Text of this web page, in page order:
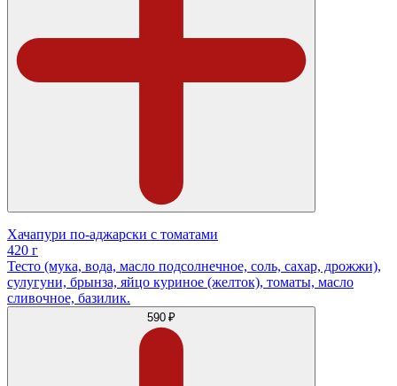
Хачапури по-аджарски с томатами
420 г
Тесто (мука, вода, масло подсолнечное, соль, сахар, дрожжи),
сулугуни, брынза, яйцо куриное (желток), томаты, масло
сливочное, базилик.
590 ₽